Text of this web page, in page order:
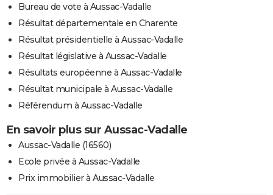
Bureau de vote à Aussac-Vadalle
Résultat départementale en Charente
Résultat présidentielle à Aussac-Vadalle
Résultat législative à Aussac-Vadalle
Résultats européenne à Aussac-Vadalle
Résultat municipale à Aussac-Vadalle
Référendum à Aussac-Vadalle
En savoir plus sur Aussac-Vadalle
Aussac-Vadalle (16560)
Ecole privée à Aussac-Vadalle
Prix immobilier à Aussac-Vadalle